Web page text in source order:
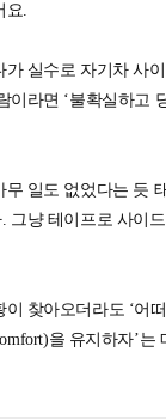
요.
가 실수로 자기차 사
이라면 ‘불확실하고
일도 없었다는 듯
그냥 테이프로 사이
찾아오더라도 ‘어
을 유지하자’는